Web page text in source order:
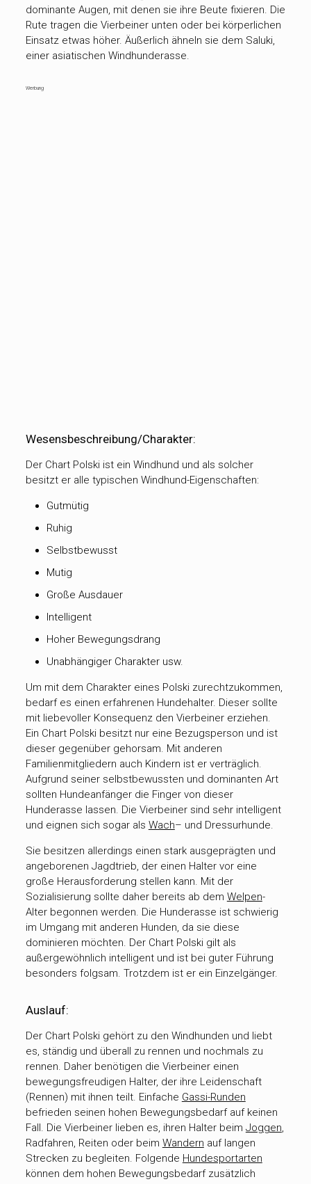
dominante Augen, mit denen sie ihre Beute fixieren. Die
Rute tragen die Vierbeiner unten oder bei körperlichen
Einsatz etwas höher. Äußerlich ähneln sie dem Saluki,
einer asiatischen Windhunderasse.
Werbung
Wesensbeschreibung/Charakter:
Der Chart Polski ist ein Windhund und als solcher
besitzt er alle typischen Windhund-Eigenschaften:
Gutmütig
Ruhig
Selbstbewusst
Mutig
Große Ausdauer
Intelligent
Hoher Bewegungsdrang
Unabhängiger Charakter usw.
Um mit dem Charakter eines Polski zurechtzukommen,
bedarf es einen erfahrenen Hundehalter. Dieser sollte
mit liebevoller Konsequenz den Vierbeiner erziehen.
Ein Chart Polski besitzt nur eine Bezugsperson und ist
dieser gegenüber gehorsam. Mit anderen
Familienmitgliedern auch Kindern ist er verträglich.
Aufgrund seiner selbstbewussten und dominanten Art
sollten Hundeanfänger die Finger von dieser
Hunderasse lassen. Die Vierbeiner sind sehr intelligent
und eignen sich sogar als Wach– und Dressurhunde.
Sie besitzen allerdings einen stark ausgeprägten und
angeborenen Jagdtrieb, der einen Halter vor eine
große Herausforderung stellen kann. Mit der
Sozialisierung sollte daher bereits ab dem Welpen-
Alter begonnen werden. Die Hunderasse ist schwierig
im Umgang mit anderen Hunden, da sie diese
dominieren möchten. Der Chart Polski gilt als
außergewöhnlich intelligent und ist bei guter Führung
besonders folgsam. Trotzdem ist er ein Einzelgänger.
Auslauf:
Der Chart Polski gehört zu den Windhunden und liebt
es, ständig und überall zu rennen und nochmals zu
rennen. Daher benötigen die Vierbeiner einen
bewegungsfreudigen Halter, der ihre Leidenschaft
(Rennen) mit ihnen teilt. Einfache Gassi-Runden
befrieden seinen hohen Bewegungsbedarf auf keinen
Fall. Die Vierbeiner lieben es, ihren Halter beim Joggen,
Radfahren, Reiten oder beim Wandern auf langen
Strecken zu begleiten. Folgende Hundesportarten
können dem hohen Bewegungsbedarf zusätzlich